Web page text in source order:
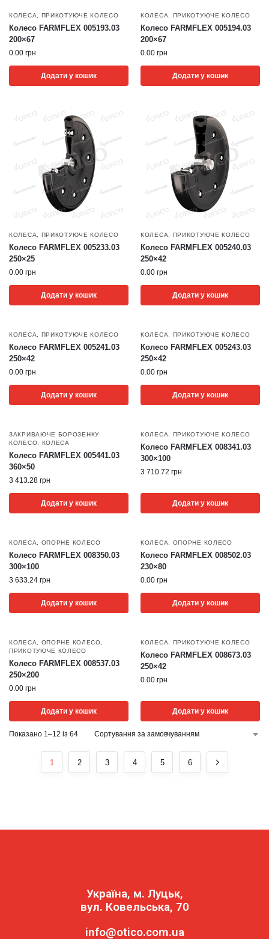
КОЛЕСА ПРИКОТУЮЧЕ КОЛЕСО
Колесо FARMFLEX 005193.03
200×67
0.00 грн
Додати у кошик
КОЛЕСА ПРИКОТУЮЧЕ КОЛЕСО
Колесо FARMFLEX 005194.03
200×67
0.00 грн
Додати у кошик
КОЛЕСА ПРИКОТУЮЧЕ КОЛЕСО
Колесо FARMFLEX 005233.03
250×25
0.00 грн
Додати у кошик
КОЛЕСА ПРИКОТУЮЧЕ КОЛЕСО
Колесо FARMFLEX 005240.03
250×42
0.00 грн
Додати у кошик
КОЛЕСА ПРИКОТУЮЧЕ КОЛЕСО
Колесо FARMFLEX 005241.03
250×42
0.00 грн
Додати у кошик
КОЛЕСА ПРИКОТУЮЧЕ КОЛЕСО
Колесо FARMFLEX 005243.03
250×42
0.00 грн
Додати у кошик
ЗАКРИВАЮЧЕ БОРОЗЕНКУ
КОЛЕСО
КОЛЕСА
Колесо FARMFLEX 005441.03
360×50
3 413.28 грн
Додати у кошик
КОЛЕСА ПРИКОТУЮЧЕ КОЛЕСО
Колесо FARMFLEX 008341.03
300×100
3 710.72 грн
Додати у кошик
КОЛЕСА ОПОРНЕ КОЛЕСО
Колесо FARMFLEX 008350.03
300×100
3 633.24 грн
Додати у кошик
КОЛЕСА ОПОРНЕ КОЛЕСО
Колесо FARMFLEX 008502.03
230×80
0.00 грн
Додати у кошик
КОЛЕСА ОПОРНЕ КОЛЕСО
ПРИКОТУЮЧЕ КОЛЕСО
Колесо FARMFLEX 008537.03
250×200
0.00 грн
Додати у кошик
КОЛЕСА ПРИКОТУЮЧЕ КОЛЕСО
Колесо FARMFLEX 008673.03
250×42
0.00 грн
Додати у кошик
Показано 1–12 із 64
1 2 3 4 5 6
Україна, м. Луцьк,
вул. Ковельська, 70
info@otico.com.ua